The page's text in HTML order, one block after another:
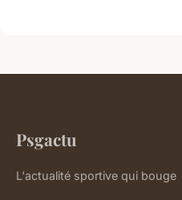
Psgactu
L'actualité sportive qui bouge